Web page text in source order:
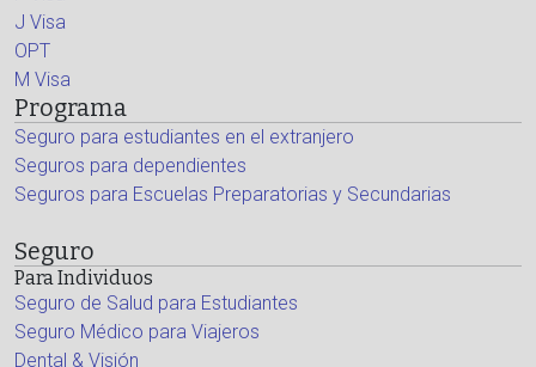
J Visa
OPT
M Visa
Programa
Seguro para estudiantes en el extranjero
Seguros para dependientes
Seguros para Escuelas Preparatorias y Secundarias
Seguro
Para Individuos
Seguro de Salud para Estudiantes
Seguro Médico para Viajeros
Dental & Visión